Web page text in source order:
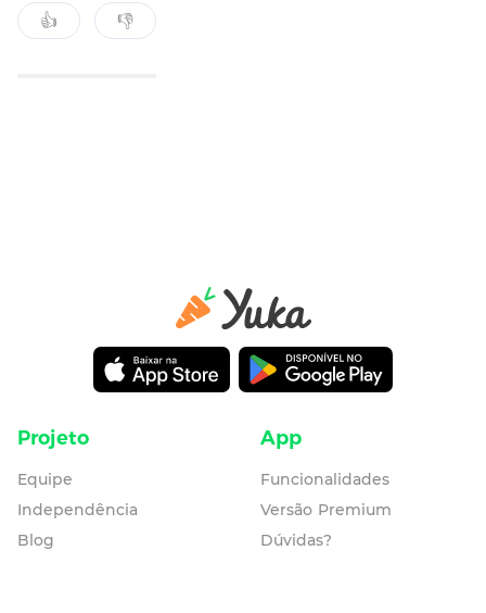
👍
👎
Projeto
Equipe
Independência
Blog
App
Funcionalidades
Versão Premium
Dúvidas?